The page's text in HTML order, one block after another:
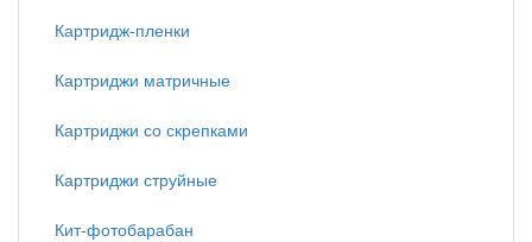
Картридж-пленки
Картриджи матричные
Картриджи со скрепками
Картриджи струйные
Кит-фотобарабан